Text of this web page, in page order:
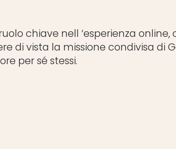
chiave nell ‘esperienza
di vista la missione condivisa di
per sé stessi.